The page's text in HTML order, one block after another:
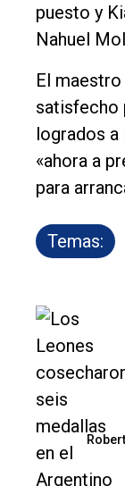
puesto y
Nahuel
El
satisfecho
logrados a
«ahora a
para
Temas: